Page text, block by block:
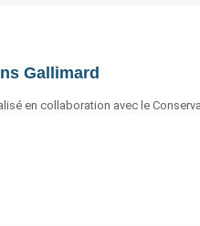
Gallimard
en collaboration avec le